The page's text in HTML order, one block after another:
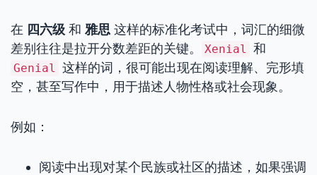
在 四六级 和 雅思 这样的标准化考试中，词汇的细微
差别往往是拉开分数差距的关键。
Xenial 和
Genial 这样的词，很可能出现在阅读理解、完形填
空，甚至写作中，用于描述人物性格或社会现象。
例如：
阅读中出现对某个民族或社区的描述，如果强调